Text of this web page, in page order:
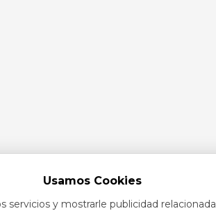
Usamos Cookies
servicios y mostrarle publicidad